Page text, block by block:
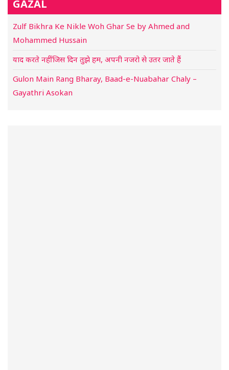
GAZAL
Zulf Bikhra Ke Nikle Woh Ghar Se by Ahmed and
Mohammed Hussain
याद करते नहीं जिस दिन तुझे हम, अपनी नजरो से उतर जाते हैं
Gulon Main Rang Bharay, Baad-e-Nuabahar Chaly –
Gayathri Asokan